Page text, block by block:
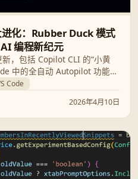
化：Rubber Duck 模式
编程新纪元
，包括 Copilot CLI 的“小黄
中的全自动 Autopilot 功能。
工具向自律型智能体（AI
Code
2026年4月10日